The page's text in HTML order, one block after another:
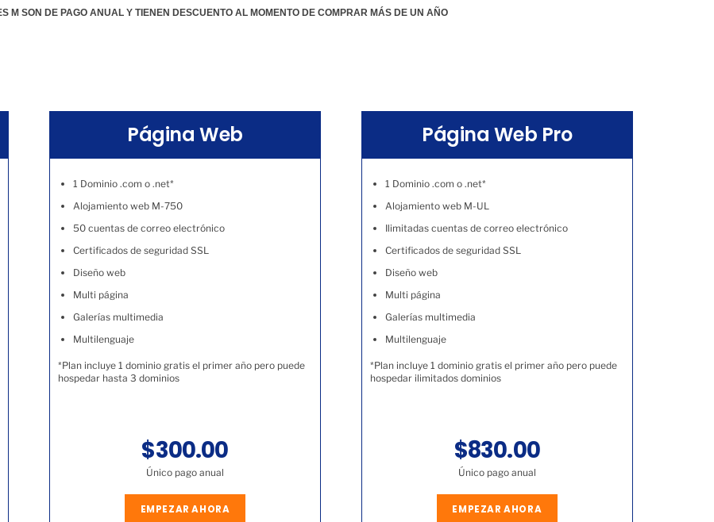
M SON DE PAGO ANUAL Y TIENEN DESCUENTO AL MOMENTO DE COMPRAR MÁS DE UN AÑO
Página Web
1 Dominio .com o .net*
Alojamiento web M-750
50 cuentas de correo electrónico
Certificados de seguridad SSL
Diseño web
Multi página
Galerías multimedia
Multilenguaje
*Plan incluye 1 dominio gratis el primer año pero puede
hospedar hasta 3 dominios
$300.00
Único pago anual
EMPEZAR AHORA
Página Web Pro
1 Dominio .com o .net*
Alojamiento web M-UL
Ilimitadas cuentas de correo electrónico
Certificados de seguridad SSL
Diseño web
Multi página
Galerías multimedia
Multilenguaje
*Plan incluye 1 dominio gratis el primer año pero puede
hospedar ilimitados dominios
$830.00
Único pago anual
EMPEZAR AHORA